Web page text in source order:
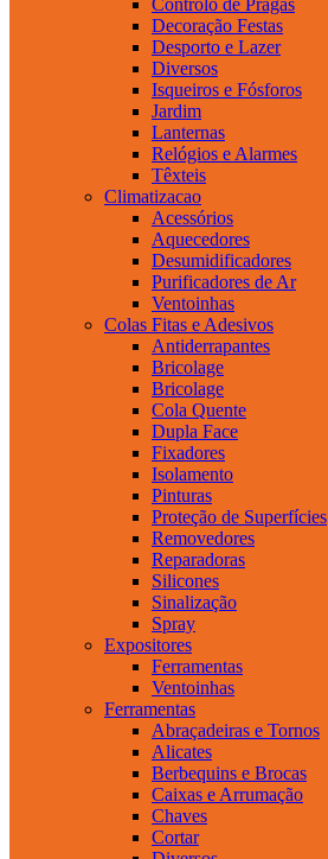
Decoração Festas
Desporto e Lazer
Diversos
Isqueiros e Fósforos
Jardim
Lanternas
Relógios e Alarmes
Têxteis
Climatizacao
Acessórios
Aquecedores
Desumidificadores
Purificadores de Ar
Ventoinhas
Colas Fitas e Adesivos
Antiderrapantes
Bricolage
Bricolage
Cola Quente
Dupla Face
Fixadores
Isolamento
Pinturas
Proteção de Superfícies
Removedores
Reparadoras
Silicones
Sinalização
Spray
Expositores
Ferramentas
Ventoinhas
Ferramentas
Abraçadeiras e Tornos
Alicates
Berbequins e Brocas
Caixas e Arrumação
Chaves
Cortar